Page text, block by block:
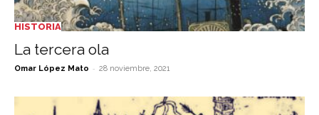
HISTORIA
La tercera ola
Omar López Mato - 28 noviembre, 2021